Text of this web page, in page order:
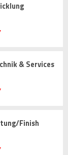
& Services
Finish